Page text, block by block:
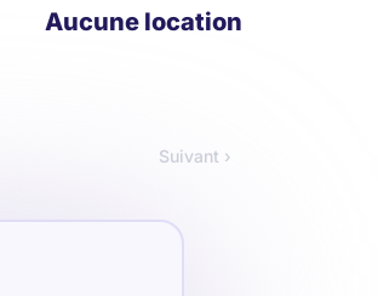
Aucune location
Suivant ›